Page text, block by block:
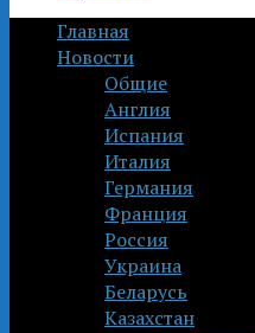
Главная
Новости
Общие
Англия
Испания
Италия
Германия
Франция
Россия
Украина
Беларусь
Казахстан